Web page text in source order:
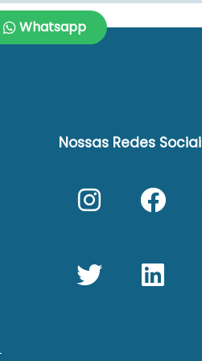
Whatsapp
Nossas Redes